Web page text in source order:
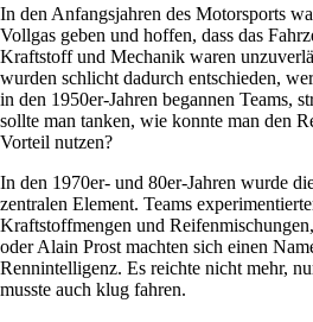
In den Anfangsjahren des Motorsports
Vollgas geben und hoffen, dass das
Kraftstoff und Mechanik waren
wurden schlicht dadurch entschieden,
in den 1950er-Jahren begannen Teams,
sollte man tanken, wie konnte man den
Vorteil nutzen?
In den 1970er- und 80er-Jahren wurde
zentralen Element. Teams
Kraftstoffmengen und
oder Alain Prost machten sich einen
Rennintelligenz. Es reichte nicht mehr,
musste auch klug fahren.